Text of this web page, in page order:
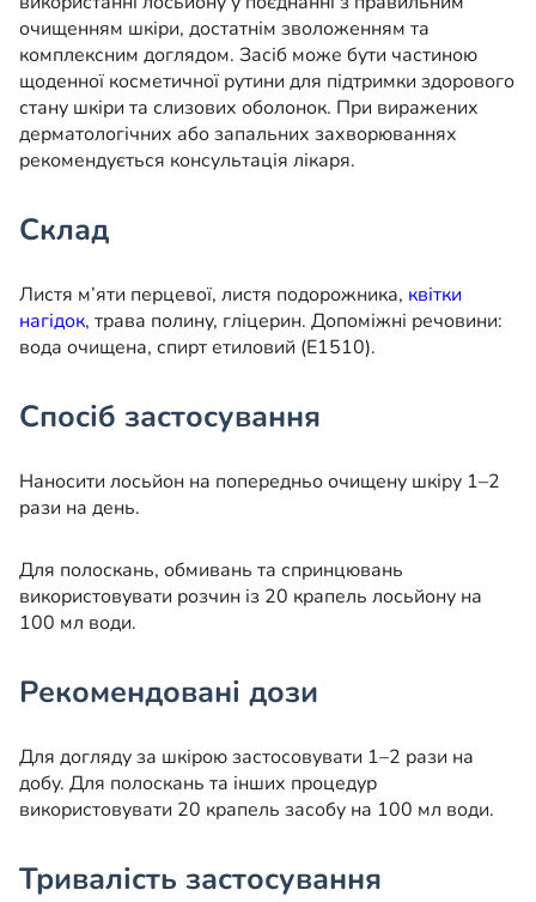
очищенням шкіри, достатнім зволоженням та
комплексним доглядом. Засіб може бути частиною
щоденної косметичної рутини для підтримки здорового
стану шкіри та слизових оболонок. При виражених
дерматологічних або запальних захворюваннях
рекомендується консультація лікаря.
Склад
Листя м’яти перцевої, листя подорожника, квітки
нагідок, трава полину, гліцерин. Допоміжні речовини:
вода очищена, спирт етиловий (Е1510).
Спосіб застосування
Наносити лосьйон на попередньо очищену шкіру 1–2
рази на день.
Для полоскань, обмивань та спринцювань
використовувати розчин із 20 крапель лосьйону на
100 мл води.
Рекомендовані дози
Для догляду за шкірою застосовувати 1–2 рази на
добу. Для полоскань та інших процедур
використовувати 20 крапель засобу на 100 мл води.
Тривалість застосування